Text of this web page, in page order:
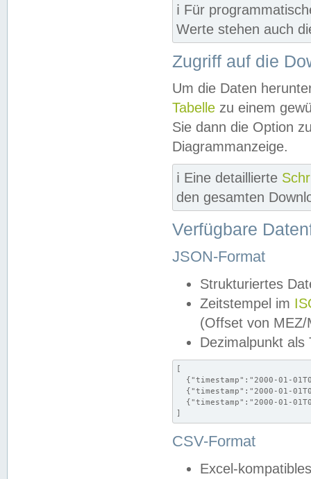
ℹ️ Für
Werte stehen auch
Zugriff auf die
Um die Daten
Tabelle zu einem
Sie dann die Option
Diagrammanzeige.
ℹ️ Eine detaillierte
den gesamten
Verfügbare
JSON-Format
Strukturiertes
Zeitstempel im
(Offset von MEZ/
Dezimalpunkt als
[
{"timestamp":"2000-01-
{"timestamp":"2000-01-
{"timestamp":"2000-01-
]
CSV-Format
Excel-